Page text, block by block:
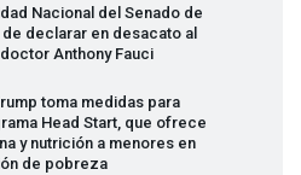
Nacional del Senado de
de declarar en desacato al
Anthony Fauci
toma medidas para
Head Start, que ofrece
y nutrición a menores en
de pobreza